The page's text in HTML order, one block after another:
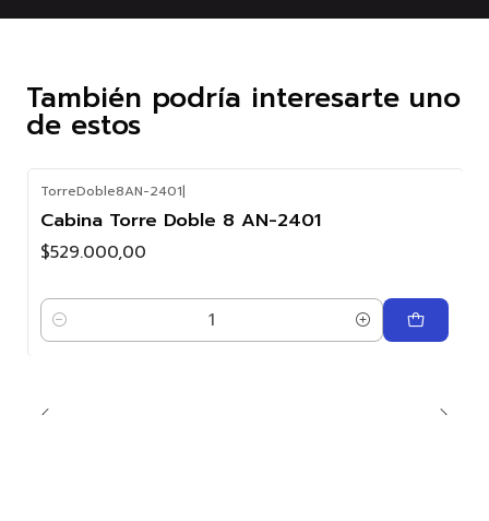
También podría interesarte uno
de estos
TorreDoble8AN-2401|
Cabina Torre Doble 8 AN-2401
$529.000,00
Cantidad